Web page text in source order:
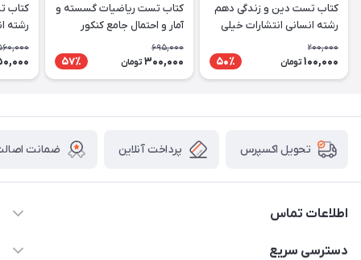
کتاب تست دین و زندگی دهم
رشته انسانی انتشارات خیلی
200,000
100,000 تومان 50٪
کتاب تست ریاضیات گسسته و
آمار و احتمال جامع کنکور
انتشارات مهروماه
695,000
300,000 تومان 57٪
رشته
تحویل اکسپرس پرداخت آنلاین ضمانت
اطلاعات تماس
2424 3672 - 021
دسترسی سریع